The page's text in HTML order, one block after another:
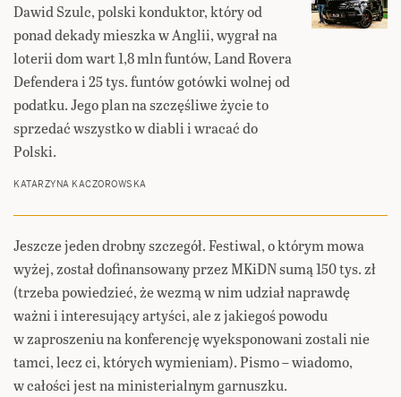
Dawid Szulc, polski konduktor, który od
ponad dekady mieszka w Anglii, wygrał na
loterii dom wart 1,8 mln funtów, Land Rovera
Defendera i 25 tys. funtów gotówki wolnej od
podatku. Jego plan na szczęśliwe życie to
sprzedać wszystko w diabli i wracać do
Polski.
KATARZYNA KACZOROWSKA
Jeszcze jeden drobny szczegół. Festiwal, o którym mowa
wyżej, został dofinansowany przez MKiDN sumą 150 tys. zł
(trzeba powiedzieć, że wezmą w nim udział naprawdę
ważni i interesujący artyści, ale z jakiegoś powodu
w zaproszeniu na konferencję wyeksponowani zostali nie
tamci, lecz ci, których wymieniam). Pismo – wiadomo,
w całości jest na ministerialnym garnuszku.